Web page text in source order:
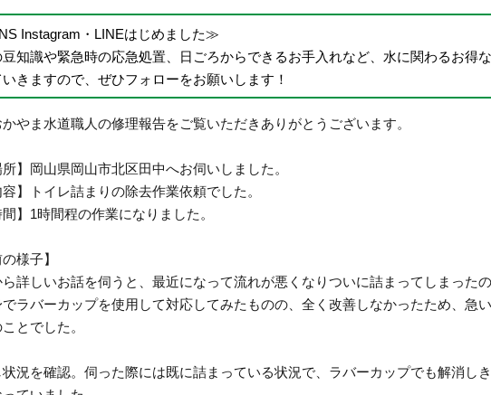
Instagram・LINEはじめました≫
知識や緊急時の応急処置、日ごろからできるお手入れなど、水に関わるお得
きますので、ぜひフォローをお願いします！
やま水道職人の修理報告をご覧いただきありがとうございます。
所】岡山県岡山市北区田中へお伺いしました。
容】トイレ詰まりの除去作業依頼でした。
間】1時間程の作業になりました。
様子】
詳しいお話を伺うと、最近になって流れが悪くなりついに詰まってしまった
ラバーカップを使用して対応してみたものの、全く改善しなかったため、急
とでした。
況を確認。伺った際には既に詰まっている状況で、ラバーカップでも解消し